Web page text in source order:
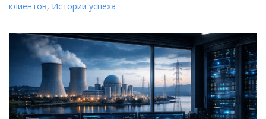
клиентов, Истории успеха